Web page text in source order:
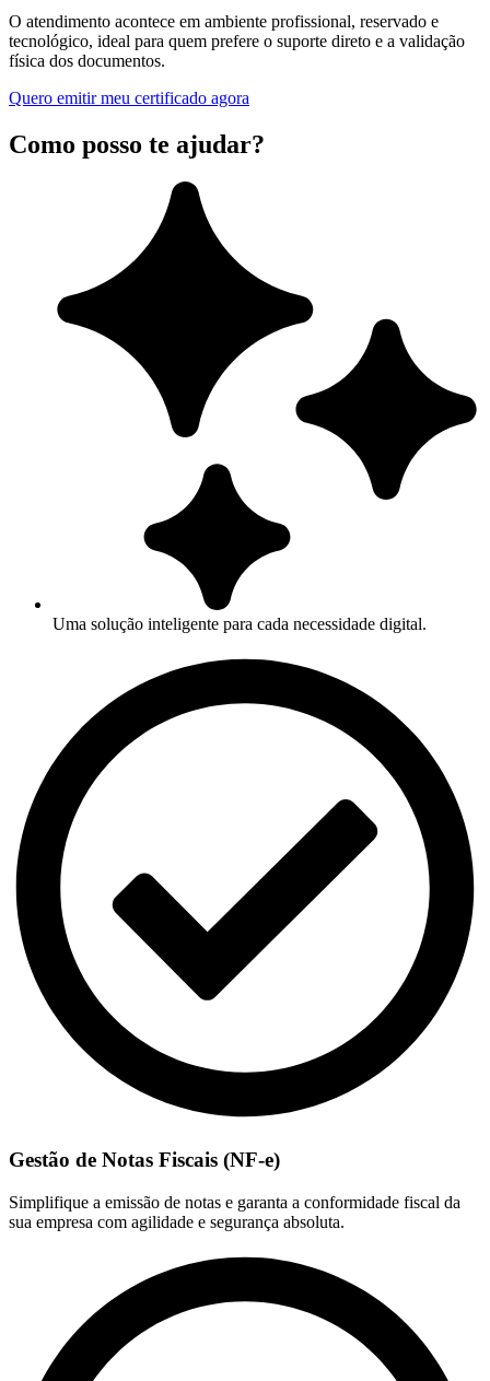
O atendimento acontece em ambiente profissional, reservado e
tecnológico, ideal para quem prefere o suporte direto e a validação
física dos documentos.
Quero emitir meu certificado agora
Como posso te ajudar?
Uma solução inteligente para cada necessidade digital.
Gestão de Notas Fiscais (NF-e)
Simplifique a emissão de notas e garanta a conformidade fiscal da
sua empresa com agilidade e segurança absoluta.